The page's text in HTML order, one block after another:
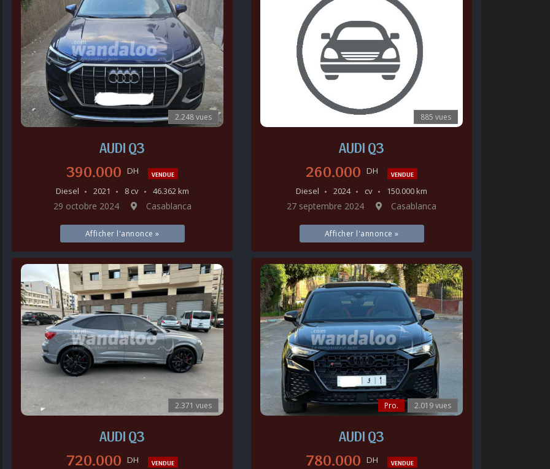
2.248 vues
AUDI Q3
390.000 DH VENDUE
Diesel 2021 8 cv 46.362 km
29 octobre 2024 Casablanca
Afficher l'annonce »
885 vues
AUDI Q3
260.000 DH VENDUE
Diesel 2024 cv 150.000 km
27 septembre 2024 Casablanca
Afficher l'annonce »
2.371 vues
AUDI Q3
720.000 DH VENDUE
Pro. 2.019 vues
AUDI Q3
780.000 DH VENDUE